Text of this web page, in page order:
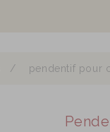
pendentif pour